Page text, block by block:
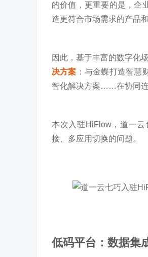
的价值，更重要的是，企
造更符合市场需求的产品和
因此，基于丰富的数字化
决方案 ：与金蝶打造智
智化解决方案……在协同连
本次入驻HiFlow，道一云
接、多应用切换的问题。
低码平台：数据集